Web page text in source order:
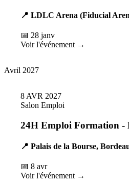
📍 LDLC Arena (Fiducial
📅 28 janv
Voir l'événement →
Avril 2027
8 AVR 2027
Salon Emploi
24H Emploi Formation -
📍 Palais de la Bourse,
📅 8 avr
Voir l'événement →